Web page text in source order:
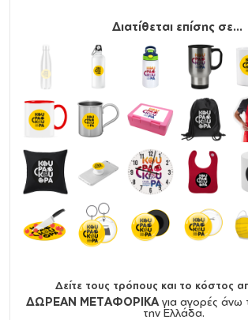
Διατίθεται επίσης σε...
Δείτε τους τρόπους και το κόστος
ΔΩΡΕΑΝ ΜΕΤΑΦΟΡΙΚΑ για αγορές άνω
την Ελλάδα.